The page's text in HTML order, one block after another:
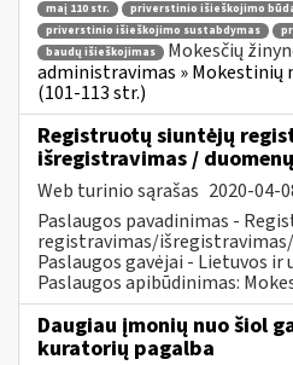
maį 110 str.
priverstinio išieškojimo
priverstinio išieškojimo sustabdymas
baudų išieškojimas
Mokesčių
administravimas » Mokestinių
(101-113 str.)
Registruotų siuntėjų
išregistravimas /
Web turinio sąrašas 2020-04-
Paslaugos pavadinimas -
registravimas/
Paslaugos gavėjai - Lietuvos ir
Paslaugos apibūdinimas:
Daugiau įmonių nuo šiol
kuratorių pagalba